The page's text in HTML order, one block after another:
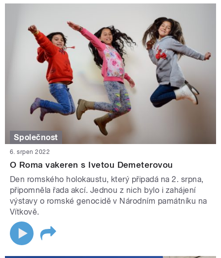
Společnost
6. srpen 2022
O Roma vakeren s Ivetou Demeterovou
Den romského holokaustu, který připadá na 2. srpna,
připomněla řada akcí. Jednou z nich bylo i zahájení
výstavy o romské genocidě v Národním památníku na
Vítkově.